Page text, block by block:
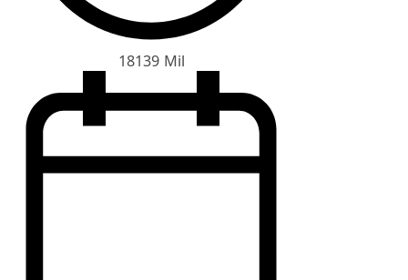
18139 Mil